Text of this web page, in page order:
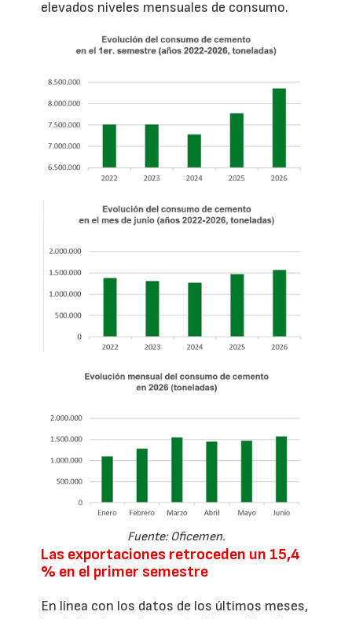
elevados niveles mensuales de consumo.
Fuente: Oficemen.
Las exportaciones retroceden un 15,4
% en el primer semestre
En línea con los datos de los últimos meses,